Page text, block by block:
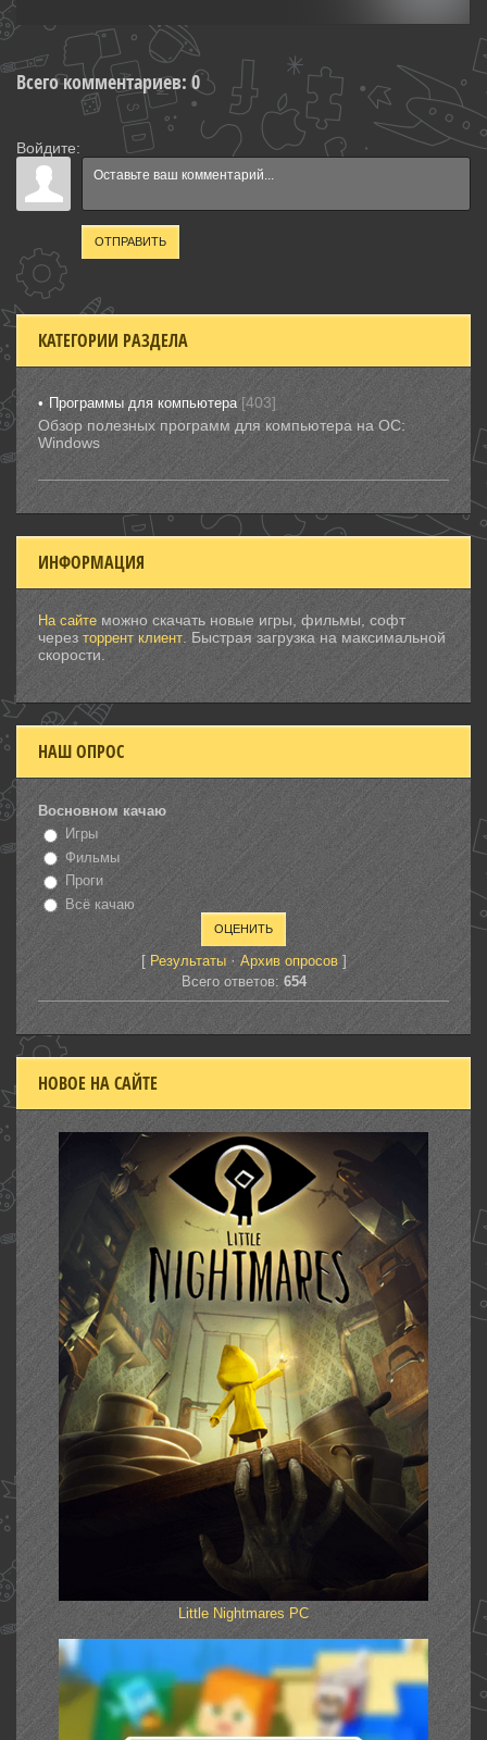
Всего комментариев:0
Войдите:
ОТПРАВИТЬ
КАТЕГОРИИ РАЗДЕЛА
Программы для компьютера [403]
Обзор полезных программ для компьютера на ОС:
Windows
ИНФОРМАЦИЯ
На сайте можно скачать новые игры, фильмы, софт
через торрент клиент . Быстрая загрузка на максимальной
скорости.
НАШ ОПРОС
Восновном качаю
Игры
Фильмы
Проги
Всё качаю
[ Результаты· Архив опросов]
Всего ответов: 654
НОВОЕ НА САЙТЕ
Little Nightmares PC